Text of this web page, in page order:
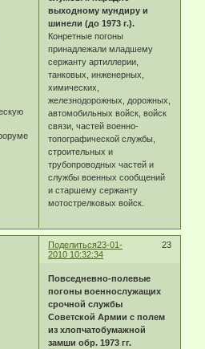
выходному мундиру и
шинели (до 1973 г.).
Конретные погоны
принадлежали младшему
сержанту артиллерии,
танковых, инженерных,
химических,
железнодорожных, дорожных,
автомобильных войск, войск
связи, частей военно-
топографической службы,
строительных и
трубопроводных частей и
службы военных сообщений
и старшему сержанту
мотострелковых войск.
Поделиться 23
23-01-
2010 10:32:34
Повседневно-полевые
погоны военнослужащих
срочной службы
Советской Армии с полем
из хлопчатобумажной
замши обр. 1973 гг.